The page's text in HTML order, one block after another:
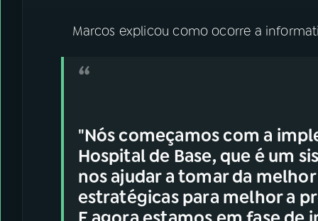
Marcos explicou como ocorre a
"Nós começamos com a
Hospital de Base, que é um
nos ajudar a tomar da
estratégicas para melhor a